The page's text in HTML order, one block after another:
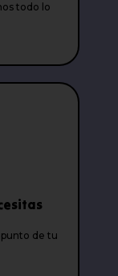
todo lo
de tu